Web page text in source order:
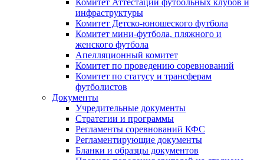
Комитет Аттестации футбольных клубов и
инфраструктуры
Комитет Детско-юношеского футбола
Комитет мини-футбола, пляжного и
женского футбола
Апелляционный комитет
Комитет по проведению соревнований
Комитет по статусу и трансферам
футболистов
Документы
Учредительные документы
Стратегии и программы
Регламенты соревнований КФС
Регламентирующие документы
Бланки и образцы документов